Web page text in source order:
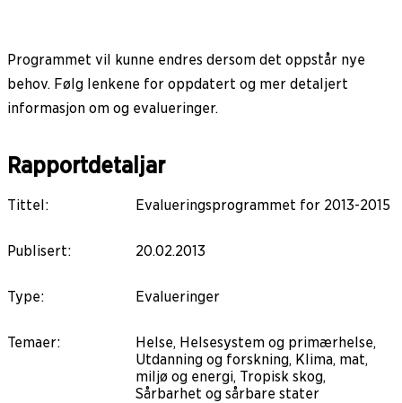
Programmet vil kunne endres dersom det oppstår nye
behov. Følg lenkene for oppdatert og mer detaljert
informasjon om og evalueringer.
Rapportdetaljar
Tittel: Evalueringsprogrammet for 2013-2015
Publisert: 20.02.2013
Type: Evalueringer
Temaer:
Helse, Helsesystem og primærhelse,
Utdanning og forskning, Klima, mat,
miljø og energi, Tropisk skog,
Sårbarhet og sårbare stater